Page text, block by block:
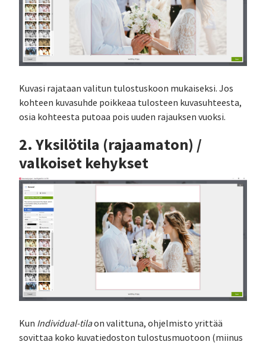
Kuvasi rajataan valitun tulostuskoon mukaiseksi. Jos
kohteen kuvasuhde poikkeaa tulosteen kuvasuhteesta,
osia kohteesta putoaa pois uuden rajauksen vuoksi.
2. Yksilötila (rajaamaton) /
valkoiset kehykset
Kun Individual-tilaon valittuna, ohjelmisto yrittää
sovittaa koko kuvatiedoston tulostusmuotoon (miinus